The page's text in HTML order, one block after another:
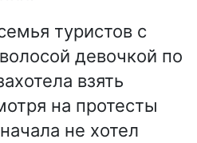
туристов с
девочкой по
взять
на протесты
не хотел